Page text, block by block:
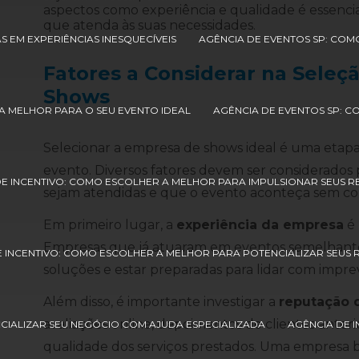
EM EXPERIÊNCIAS INESQUECÍVEIS AGÊNCIA DE EVENTOS SP:
MELHOR PARA O SEU EVENTO IDEAL AGÊNCIA DE EVENTOS SP:
INCENTIVO: COMO ESCOLHER A MELHOR PARA IMPULSIONAR SEUS
INCENTIVO: COMO ESCOLHER A MELHOR PARA POTENCIALIZAR SEUS
SEU NEGÓCIO COM AJUDA ESPECIALIZADA AGÊNCIA DE
aspectos como experiência e qualidade é
que atenda às suas necessidades.
Fatores a Considerar na
Shows
Selecionar a empresa de shows ideal é uma
evento. Diversos fatores devem ser
sejam atendidas e que o evento aconteça sem
Em primeiro lugar, a experiência da empresa é
Empresas que já atuaram em eventos
soluções e estar preparadas para lidar com
Além disso, é importante investigar a reputação
avaliações online, depoimentos de clientes
qualidade dos serviços prestados. Uma